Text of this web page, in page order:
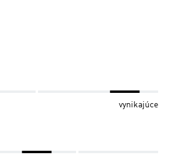
vynikajúce